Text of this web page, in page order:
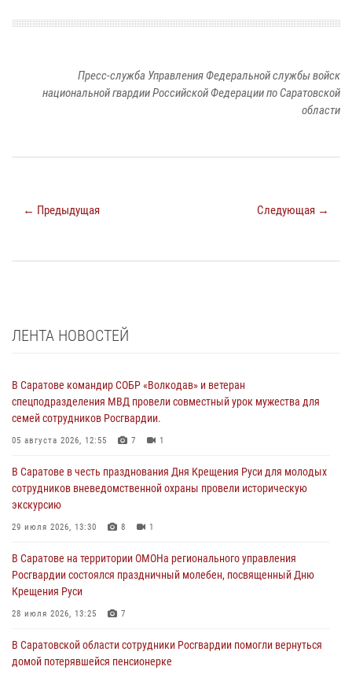
Пресс-служба Управления Федеральной службы войск
национальной гвардии Российской Федерации по Саратовской
области
← Предыдущая Следующая →
ЛЕНТА НОВОСТЕЙ
В Саратове командир СОБР «Волкодав» и ветеран
спецподразделения МВД провели совместный урок мужества для
семей сотрудников Росгвардии.
05 августа 2026, 12:55 7 1
В Саратове в честь празднования Дня Крещения Руси для молодых
сотрудников вневедомственной охраны провели историческую
экскурсию
29 июля 2026, 13:30 8 1
В Саратове на территории ОМОНа регионального управления
Росгвардии состоялся праздничный молебен, посвященный Дню
Крещения Руси
28 июля 2026, 13:25 7
В Саратовской области сотрудники Росгвардии помогли вернуться
домой потерявшейся пенсионерке